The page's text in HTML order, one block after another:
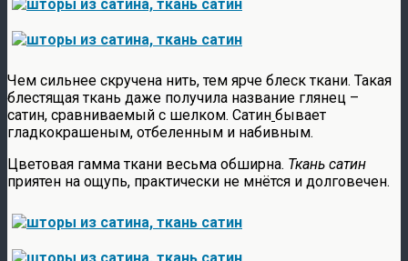
Чем сильнее скручена нить, тем ярче блеск ткани. Такая
блестящая ткань даже получила название глянец –
сатин, сравниваемый с шелком. Сатин бывает
гладкокрашеным, отбеленным и набивным.
Цветовая гамма ткани весьма обширна. Ткань сатин
приятен на ощупь, практически не мнётся и долговечен.